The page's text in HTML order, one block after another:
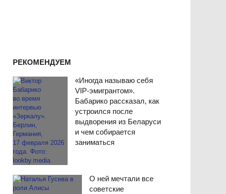
РЕКОМЕНДУЕМ
«Иногда называю себя
VIP-эмигрантом».
Бабарико рассказал, как
устроился после
выдворения из Беларуси
и чем собирается
заниматься
О ней мечтали все
советские